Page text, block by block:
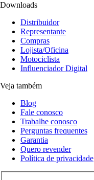
Downloads
Distribuidor
Representante
Compras
Lojista/Oficina
Motociclista
Influenciador Digital
Veja também
Blog
Fale conosco
Trabalhe conosco
Perguntas frequentes
Garantia
Quero revender
Política de privacidade